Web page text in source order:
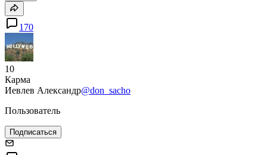
170
10
Карма
Иевлев Александр@don_sacho
Пользователь
Подписаться